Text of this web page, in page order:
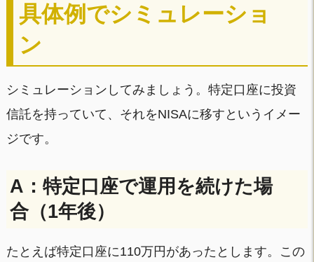
具体例でシミュレーショ
ン
シミュレーションしてみましょう。特定口座に投資
信託を持っていて、それをNISAに移すというイメー
ジです。
A：特定口座で運用を続けた場
合（1年後）
たとえば特定口座に110万円があったとします。この